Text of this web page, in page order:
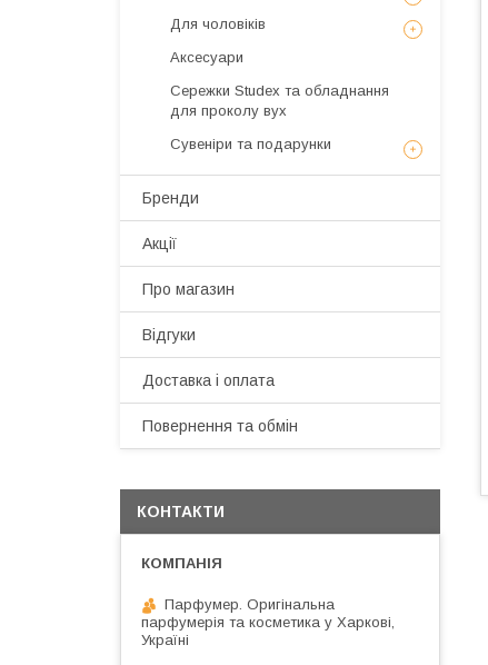
Для чоловіків
Аксесуари
Сережки Studex та обладнання
для проколу вух
Сувеніри та подарунки
Бренди
Акції
Про магазин
Відгуки
Доставка і оплата
Повернення та обмін
КОНТАКТИ
Парфумер. Оригінальна
парфумерія та косметика у Харкові,
Україні